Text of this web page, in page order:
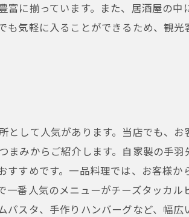
富に揃っています。また、居酒屋の
も気軽に入ることができるため、観
として人気があります。当店でも、
まみからご紹介します。自家製の手
すすめです。一品料理では、お客様
一番人気のメニューがチーズタッカ
パスタ、手作りハンバーグなど、幅